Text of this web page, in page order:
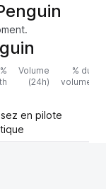
Volume
(24h)
% du
volume
en pilote